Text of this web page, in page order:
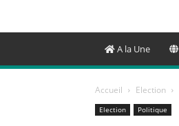
A la Une
Accueil Election
Election Politique